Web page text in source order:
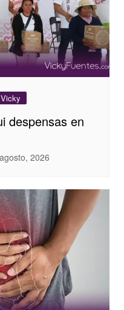
despensas en
2026